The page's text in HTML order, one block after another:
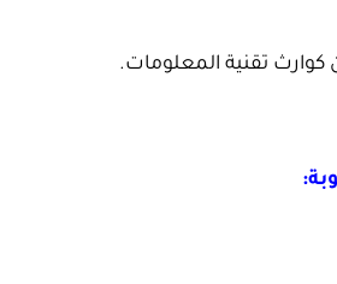
كوارث تقنية المعلومات.